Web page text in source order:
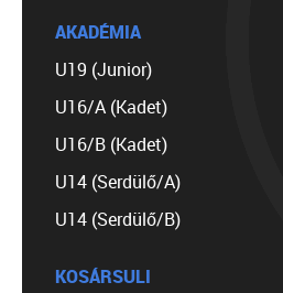
AKADÉMIA
U19 (Junior)
U16/A (Kadet)
U16/B (Kadet)
U14 (Serdülő/A)
U14 (Serdülő/B)
KOSÁRSULI